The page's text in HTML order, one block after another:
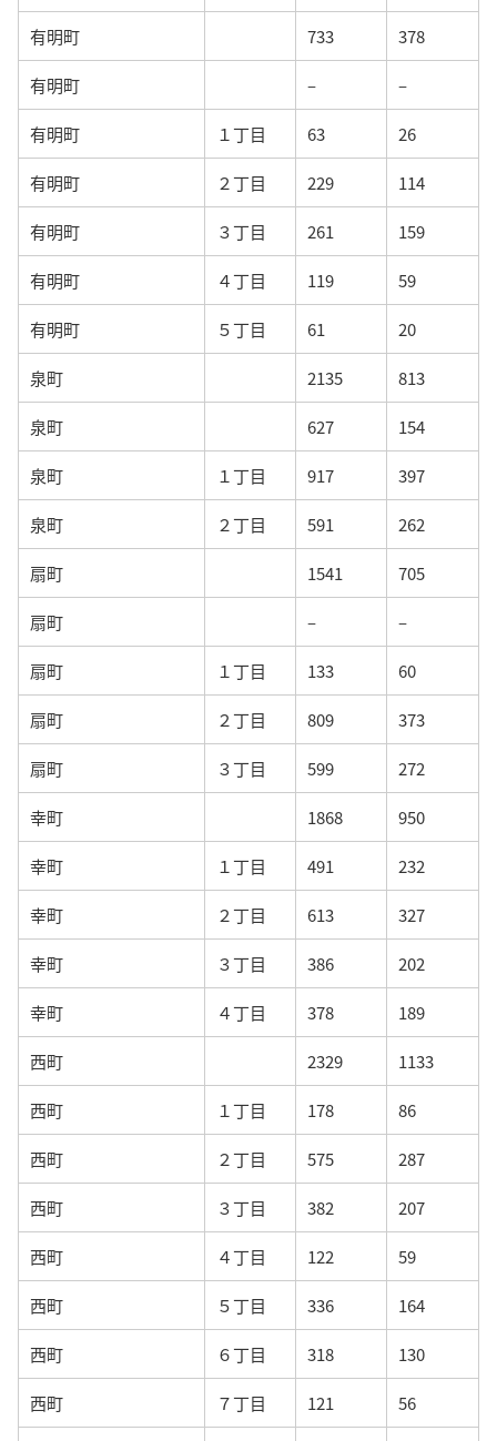
有明町 733 378
有明町 – –
有明町 １丁目 63 26
有明町 ２丁目 229 114
有明町 ３丁目 261 159
有明町 ４丁目 119 59
有明町 ５丁目 61 20
泉町 2135 813
泉町 627 154
泉町 １丁目 917 397
泉町 ２丁目 591 262
扇町 1541 705
扇町 – –
扇町 １丁目 133 60
扇町 ２丁目 809 373
扇町 ３丁目 599 272
幸町 1868 950
幸町 １丁目 491 232
幸町 ２丁目 613 327
幸町 ３丁目 386 202
幸町 ４丁目 378 189
西町 2329 1133
西町 １丁目 178 86
西町 ２丁目 575 287
西町 ３丁目 382 207
西町 ４丁目 122 59
西町 ５丁目 336 164
西町 ６丁目 318 130
西町 ７丁目 121 56